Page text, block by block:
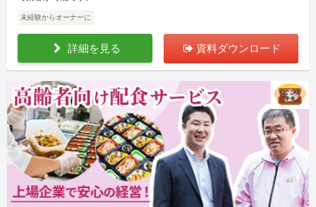
未経験からオーナーに
詳細を見る 資料ダウンロード